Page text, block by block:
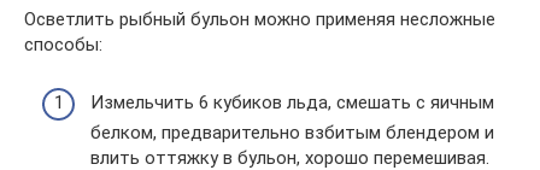
Осветлить рыбный бульон можно применяя несложные
способы:
Измельчить 6 кубиков льда, смешать с яичным
белком, предварительно взбитым блендером и
влить оттяжку в бульон, хорошо перемешивая.